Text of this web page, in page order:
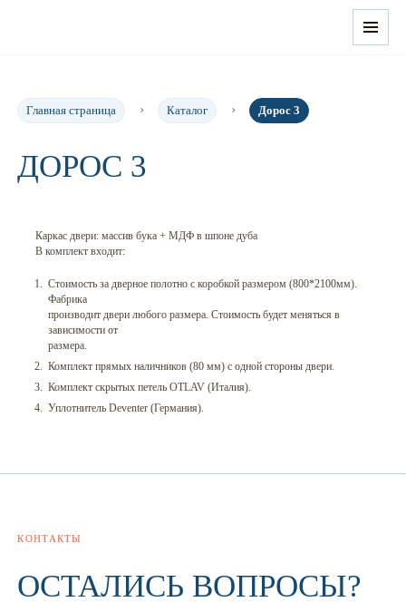
Главная страница Каталог Дорос 3
ДОРОС 3
Каркас двери: массив бука + МДФ в шпоне дуба
В комплект входит:
Стоимость за дверное полотно с коробкой размером (800*2100мм).
Фабрика
производит двери любого размера. Стоимость будет меняться в
зависимости от
размера.
Комплект прямых наличников (80 мм) с одной стороны двери.
Комплект скрытых петель OTLAV (Италия).
Уплотнитель Deventer (Германия).
КОНТАКТЫ
ОСТАЛИСЬ ВОПРОСЫ?